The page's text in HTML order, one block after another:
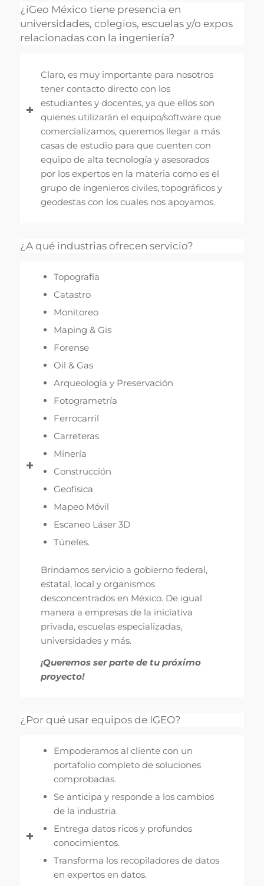
¿iGeo México tiene presencia en
universidades, colegios, escuelas y/o expos
relacionadas con la ingeniería?
Claro, es muy importante para nosotros
tener contacto directo con los
estudiantes y docentes, ya que ellos son
quienes utilizarán el equipo/software que
comercializamos, queremos llegar a más
casas de estudio para que cuenten con
equipo de alta tecnología y asesorados
por los expertos en la materia como es el
grupo de ingenieros civiles, topográficos y
geodestas con los cuales nos apoyamos.
¿A qué industrias ofrecen servicio?
Topografía
Catastro
Monitoreo
Maping & Gis
Forense
Oil & Gas
Arqueología y Preservación
Fotogrametría
Ferrocarril
Carreteras
Minería
Construcción
Geofísica
Mapeo Móvil
Escaneo Láser 3D
Túneles.
Brindamos servicio a gobierno federal,
estatal, local y organismos
desconcentrados en México. De igual
manera a empresas de la iniciativa
privada, escuelas especializadas,
universidades y más.
¡Queremos ser parte de tu próximo
proyecto!
¿Por qué usar equipos de IGEO?
Empoderamos al cliente con un
portafolio completo de soluciones
comprobadas.
Se anticipa y responde a los cambios
de la industria.
Entrega datos ricos y profundos
conocimientos.
Transforma los recopiladores de datos
en expertos en datos.